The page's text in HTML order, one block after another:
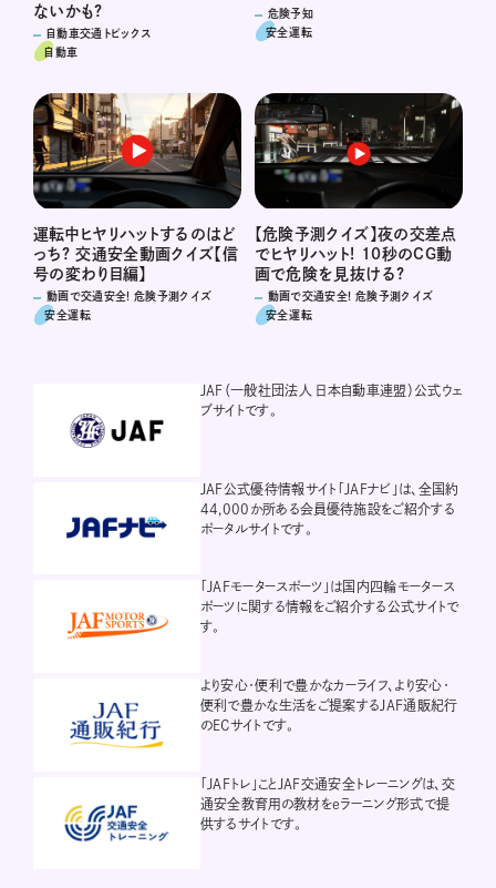
ないかも?
自動車交通トピックス
自動車
危険予知
安全運転
運転中ヒヤリハットするのはど
っち? 交通安全動画クイズ【信
号の変わり目編】
動画で交通安全! 危険予測クイズ
安全運転
【危険予測クイズ】夜の交差点
でヒヤリハット! 10秒のCG動
画で危険を見抜ける?
動画で交通安全! 危険予測クイズ
安全運転
JAF（一般社団法人 日本自動車連盟）公式ウェ
ブサイトです。
JAF公式優待情報サイト「JAFナビ」は、全国約
44,000か所ある会員優待施設をご紹介する
ポータルサイトです。
「JAFモータースポーツ」は国内四輪モータース
ポーツに関する情報をご紹介する公式サイトで
す。
より安心・便利で豊かなカーライフ、より安心・
便利で豊かな生活をご提案するJAF通販紀行
のECサイトです。
「JAFトレ」ことJAF交通安全トレーニングは、交
通安全教育用の教材をeラーニング形式で提
供するサイトです。